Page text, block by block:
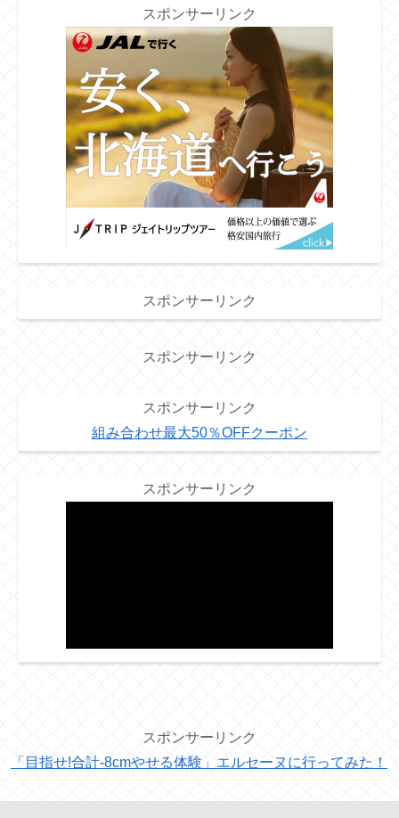
スポンサーリンク
スポンサーリンク
スポンサーリンク
スポンサーリンク
組み合わせ最大50％OFFクーポン
スポンサーリンク
スポンサーリンク
「目指せ!合計-8cmやせる体験」エルセーヌに行ってみた！